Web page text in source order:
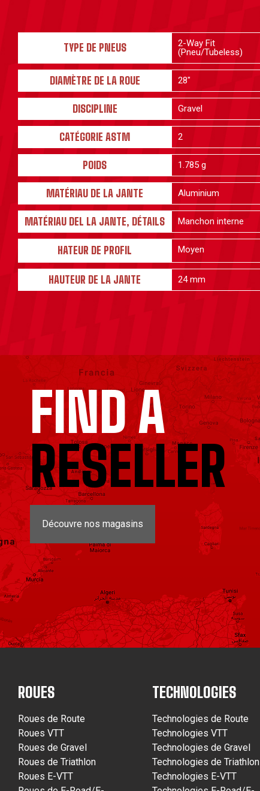
TYPE DE PNEUS
2-Way Fit
(Pneu/Tubeless)
DIAMÈTRE DE LA ROUE 28"
DISCIPLINE Gravel
CATÉGORIE ASTM 2
POIDS 1.785 g
MATÉRIAU DE LA JANTE Aluminium
MATÉRIAU DEL LA JANTE, DÉTAILS Manchon interne
HATEUR DE PROFIL Moyen
HAUTEUR DE LA JANTE 24 mm
FIND A
RESELLER
Découvre nos magasins
ROUES
Roues de Route
Roues VTT
Roues de Gravel
Roues de Triathlon
Roues E-VTT
TECHNOLOGIES
Technologies de Route
Technologies VTT
Technologies de Gravel
Technologies de Triathlon
Technologies E-VTT